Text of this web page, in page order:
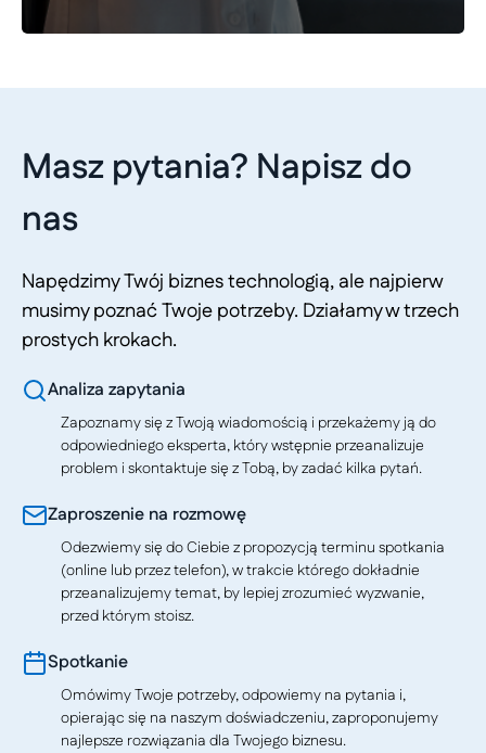
Masz pytania? Napisz do
nas
Napędzimy Twój biznes technologią, ale najpierw
musimy poznać Twoje potrzeby. Działamy w trzech
prostych krokach.
Analiza zapytania
Zapoznamy się z Twoją wiadomością i przekażemy ją do
odpowiedniego eksperta, który wstępnie przeanalizuje
problem i skontaktuje się z Tobą, by zadać kilka pytań.
Zaproszenie na rozmowę
Odezwiemy się do Ciebie z propozycją terminu spotkania
(online lub przez telefon), w trakcie którego dokładnie
przeanalizujemy temat, by lepiej zrozumieć wyzwanie,
przed którym stoisz.
Spotkanie
Omówimy Twoje potrzeby, odpowiemy na pytania i,
opierając się na naszym doświadczeniu, zaproponujemy
najlepsze rozwiązania dla Twojego biznesu.